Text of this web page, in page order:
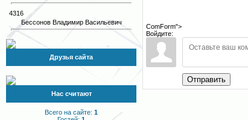
4316
Бессонов Владимир Васильевич
Друзья сайта
Нас считают
Всего на сайте: 1
ComForm">
Войдите:
Отправить